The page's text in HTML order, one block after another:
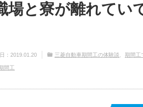
場と寮が離れてい
： 2019.01.20 三菱自動車期間工の体験談 期間工
間工